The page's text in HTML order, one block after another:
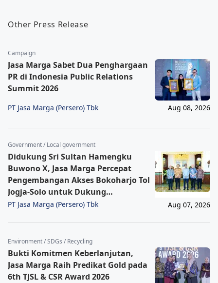
Other Press Release
Campaign
Jasa Marga Sabet Dua Penghargaan
PR di Indonesia Public Relations
Summit 2026
PT Jasa Marga (Persero) Tbk Aug 08, 2026
Government / Local government
Didukung Sri Sultan Hamengku
Buwono X, Jasa Marga Percepat
Pengembangan Akses Bokoharjo Tol
Jogja-Solo untuk Dukung
Konektivitas DIY
PT Jasa Marga (Persero) Tbk Aug 07, 2026
Environment / SDGs / Recycling
Bukti Komitmen Keberlanjutan,
Jasa Marga Raih Predikat Gold pada
6th TJSL & CSR Award 2026